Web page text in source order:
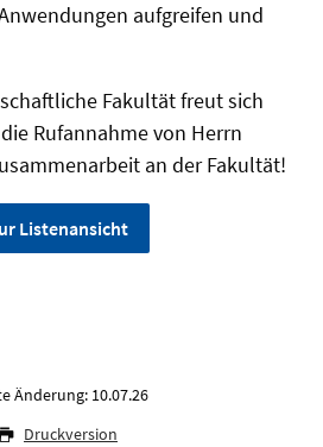
aufgreifen und
Fakultät freut sich
Rufannahme von Herrn
an der Fakultät!
Listenansicht
Änderung: 10.07.26
Druckversion